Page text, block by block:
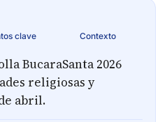
clave Contexto
BucaraSanta 2026
religiosas y
abril.